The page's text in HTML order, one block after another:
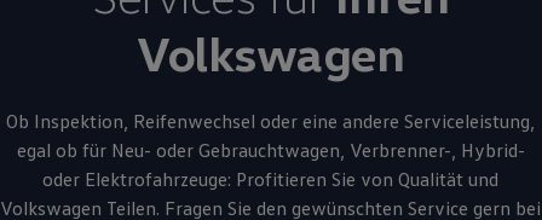
Volkswagen
Ob Inspektion, Reifenwechsel oder eine andere Serviceleistung,
egal ob für Neu- oder Gebrauchtwagen , Verbrenner-, Hybrid-
oder Elektrofahrzeuge: Profitieren Sie von Qualität und
Volkswagen Teilen. Fragen Sie den gewünschten Service gern bei